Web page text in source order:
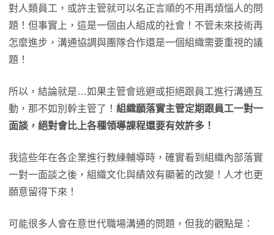
對人類員工，或許主管就可以名正言順的不用再煩惱人的問
題！但事實上，這是一個由人組成的社會！不管未來技術再
怎麼進步，溝通協調與團隊合作還是一個組織需要重視的議
題！
所以，結論就是…如果主管會逃避或拒絕跟員工進行溝通互
動，那不如別幹主管了！ 組織願落實主管定期跟員工一對一
面談，絕對會比上各種領導課程還要有效許多！
我這些年在各企業進行教練輔導時，確實看到組織內部落實
一對一面談之後，組織文化與績效有顯著的改變！人才也更
願意留得下來！
可能很多人會在意世代職場溝通的問題，但我的觀點是：